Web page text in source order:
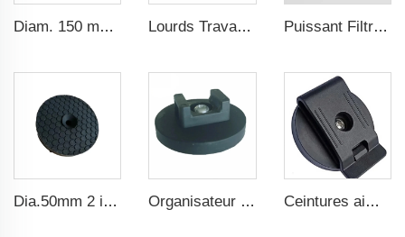
Diam. 150 mm Électro-aimant Permanent Pour Machine à Affûter Lourds Travaux PML 1000Kg CE Certifié Élèveur Magnétique Aimant de Levage Puissant Filtre Séparateur Magnétique Industriel Aimant Tube Acier Inoxydable Néodyme
Dia.50mm 2 inch 25lbs Industrie Aimant Néodyme en caoutchouc revêtu pour armes Organisateur de fils magnétique en caoutchouc avec force d'attraction puissante Ceintures aimantées à clips en néodyme avec revêtement en caoutchouc et plastique, fixation rapide